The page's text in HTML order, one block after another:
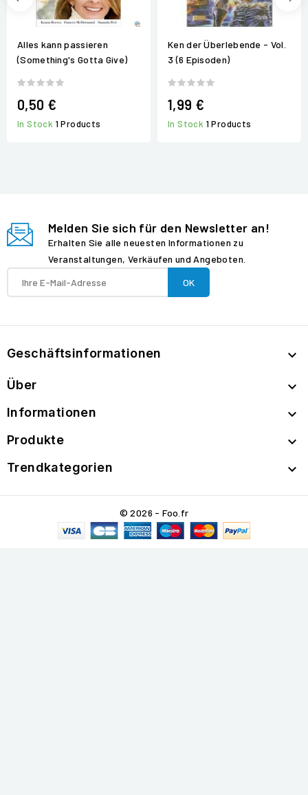
Alles kann passieren
(Something's Gotta Give)
0,50 €
In Stock 1 Products
Ken der Überlebende - Vol.
3 (6 Episoden)
1,99 €
In Stock 1 Products
Melden Sie sich für den Newsletter an!
Erhalten Sie alle neuesten Informationen zu
Veranstaltungen, Verkäufen und Angeboten.
Geschäftsinformationen 
Über 
Informationen 
Produkte 
Trendkategorien 
© 2026 - Foo.fr